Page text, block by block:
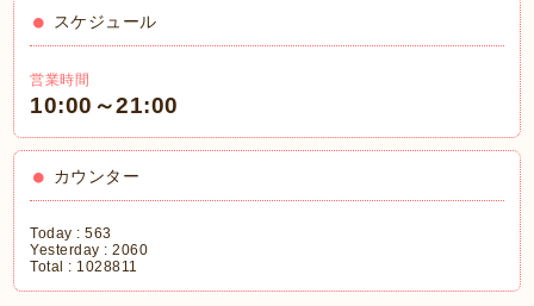
スケジュール
営業時間
10:00～21:00
カウンター
Today :563
Yesterday :2060
Total : 1028811